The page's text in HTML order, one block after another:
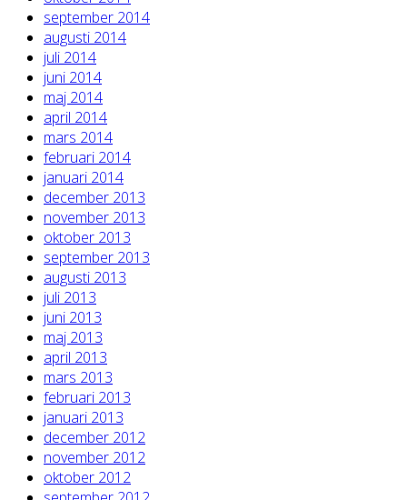
september 2014
augusti 2014
juli 2014
juni 2014
maj 2014
april 2014
mars 2014
februari 2014
januari 2014
december 2013
november 2013
oktober 2013
september 2013
augusti 2013
juli 2013
juni 2013
maj 2013
april 2013
mars 2013
februari 2013
januari 2013
december 2012
november 2012
oktober 2012